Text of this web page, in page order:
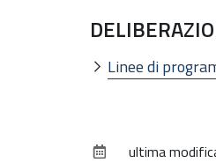
Linee di
ultima